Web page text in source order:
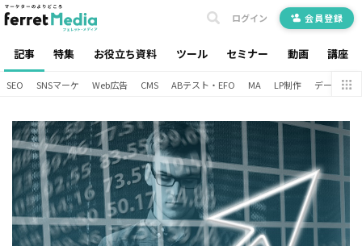
記事 特集 お役立ち資料 ツール セミナー 動画 講座
ログイン 会員登録
SEO SNSマーケ Web広告 CMS ABテスト・EFO MA LP制作 データ分析